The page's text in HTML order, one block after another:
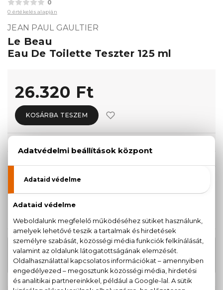
0
0 értékelés alapján
JEAN PAUL GAULTIER
Le Beau
Eau De Toilette Teszter 125 ml
26.320 Ft
KOSÁRBA TESZEM
KISZERELÉS KIVÁLASZTÁSA
26.320 Ft
KAPCSOLÓDÓ TERMÉKEK
Le Beau Eau De Toilette Szett
125+10 ml
39.740 Ft